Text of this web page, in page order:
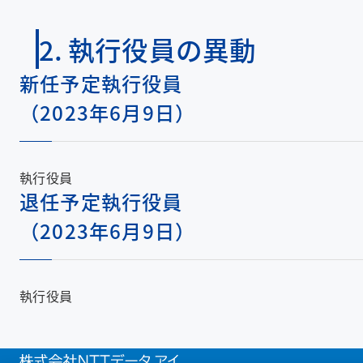
2. 執行役員の異動
新任予定執行役員
（2023年6月9日）
執行役員
退任予定執行役員
（2023年6月9日）
執行役員